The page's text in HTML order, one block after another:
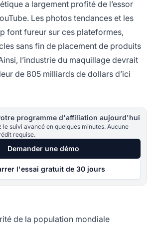
a largement profité de l’essor
Les photos tendances et les
font fureur sur ces plateformes,
sans fin de placement de produits
l’industrie du maquillage devrait
de 805 milliards de dollars d’ici
programme d'affiliation aujourd'hui
le suivi avancé en quelques minutes. Aucune
requise.
Demander une démo
l'essai gratuit de 30 jours
de la population mondiale